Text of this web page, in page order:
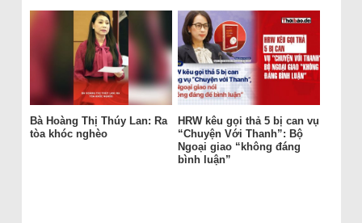
Bà Hoàng Thị Thúy Lan: Ra
tòa khóc nghèo
HRW kêu gọi thả 5 bị can vụ
“Chuyện Với Thanh”: Bộ
Ngoại giao “không đáng
bình luận”